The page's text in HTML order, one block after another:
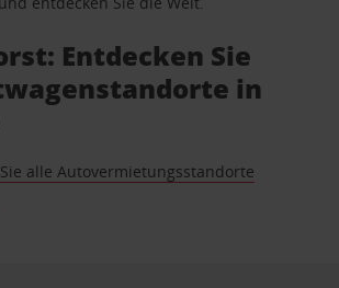
Entdecken Sie
in
alle Autovermietungsstandorte